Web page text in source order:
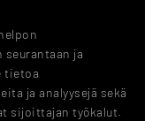
ja
tietoa
ja analyysejä sekä
sijoittajan työkalut.